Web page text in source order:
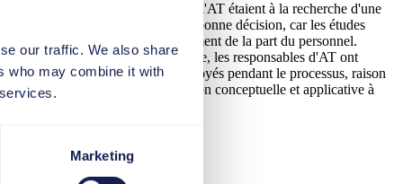
our traffic. We also share
who may combine it with
Marketing
à tout prix. Les responsables de l'AT étaient à la recherche d'une
en auraient besoin. C'était une bonne décision, car les études
d'une faible volonté de changement de la part du personnel.
notre solution d'adoption digitale, les responsables d'AT ont
pas de soutenir les employés pendant le processus, raison
termes, elle offre une formation conceptuelle et applicative à